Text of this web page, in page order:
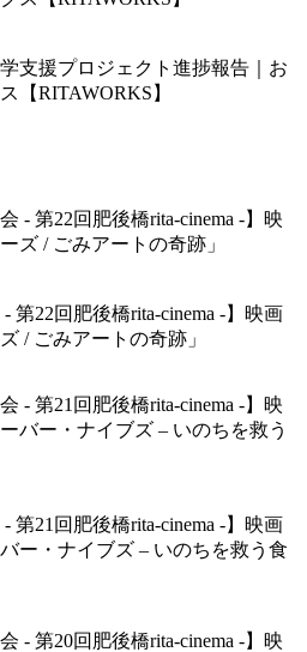
支援プロジェクト進捗報告｜お
【RITAWORKS】
第22回肥後橋rita-cinema -】映画
/ ごみアートの奇跡」
第21回肥後橋rita-cinema -】映画
ー・ナイブズ – いのちを救う食